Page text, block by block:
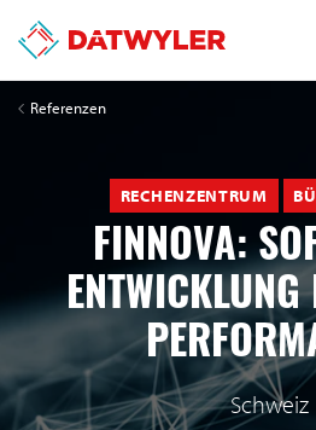
Referenzen
RECHENZENTRUM
FINNOVA:
Schweiz